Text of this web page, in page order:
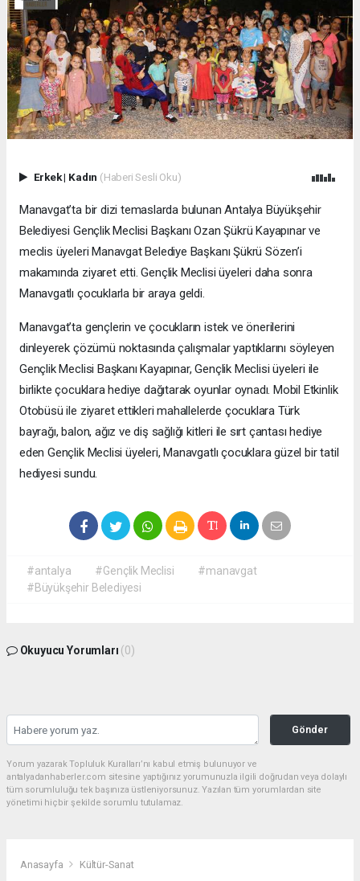
Erkek| Kadın (Haberi Sesli Oku)
Manavgat’ta bir dizi temaslarda bulunan Antalya Büyükşehir
Belediyesi Gençlik Meclisi Başkanı Ozan Şükrü Kayapınar ve
meclis üyeleri Manavgat Belediye Başkanı Şükrü Sözen’i
makamında ziyaret etti. Gençlik Meclisi üyeleri daha sonra
Manavgatlı çocuklarla bir araya geldi.
Manavgat’ta gençlerin ve çocukların istek ve önerilerini
dinleyerek çözümü noktasında çalışmalar yaptıklarını söyleyen
Gençlik Meclisi Başkanı Kayapınar, Gençlik Meclisi üyeleri ile
birlikte çocuklara hediye dağıtarak oyunlar oynadı. Mobil Etkinlik
Otobüsü ile ziyaret ettikleri mahallelerde çocuklara Türk
bayrağı, balon, ağız ve diş sağlığı kitleri ile sırt çantası hediye
eden Gençlik Meclisi üyeleri, Manavgatlı çocuklara güzel bir tatil
hediyesi sundu.
#antalya #Gençlik Meclisi
#manavgat
#Büyükşehir Belediyesi
Okuyucu Yorumları (0)
Gönder
Yorum yazarak Topluluk Kuralları’nı kabul etmiş bulunuyor ve
antalyadanhaberler.com sitesine yaptığınız yorumunuzla ilgili doğrudan veya dolaylı
tüm sorumluluğu tek başınıza üstleniyorsunuz. Yazılan tüm yorumlardan site
yönetimi hiçbir şekilde sorumlu tutulamaz.
Anasayfa Kültür-Sanat